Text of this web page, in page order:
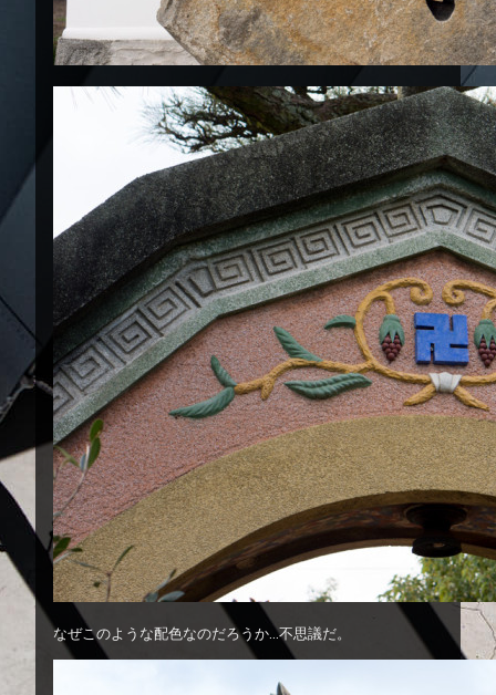
なぜこのような配色なのだろうか…不思議だ。